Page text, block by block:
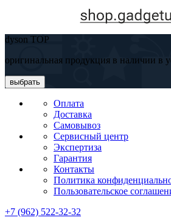
dyson TOP
оригинальная продукция в наличии в
выбрать
Оплата
Доставка
Самовывоз
Сервисный центр
Экспертиза
Гарантия
Контакты
Политика
Пользовательское
+7 (962) 522-32-32